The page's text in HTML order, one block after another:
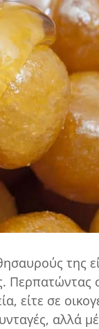
της
είτε σε
αλλά